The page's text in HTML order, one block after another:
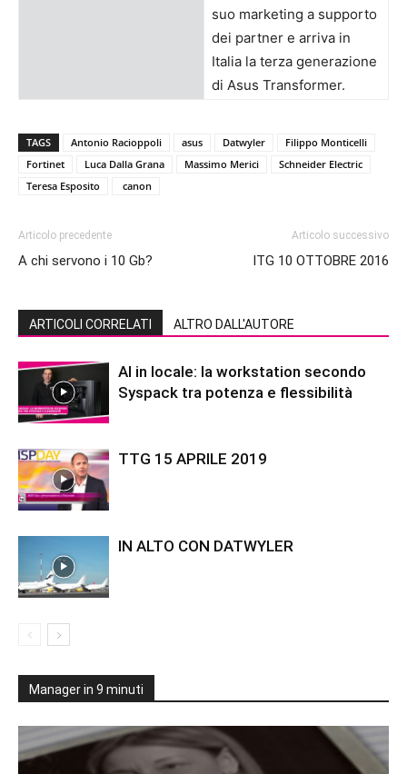
suo marketing a supporto
dei partner e arriva in
Italia la terza generazione
di Asus Transformer.
TAGS Antonio Racioppoli asus Datwyler
Filippo Monticelli
Fortinet
Luca Dalla Grana Massimo Merici
Schneider Electric
Teresa Esposito
canon
Articolo precedente
A chi servono i 10 Gb?
Articolo successivo
ITG 10 OTTOBRE 2016
ARTICOLI CORRELATI ALTRO DALL'AUTORE
AI in locale: la workstation secondo
Syspack tra potenza e flessibilità
TTG 15 APRILE 2019
IN ALTO CON DATWYLER
Manager in 9 minuti